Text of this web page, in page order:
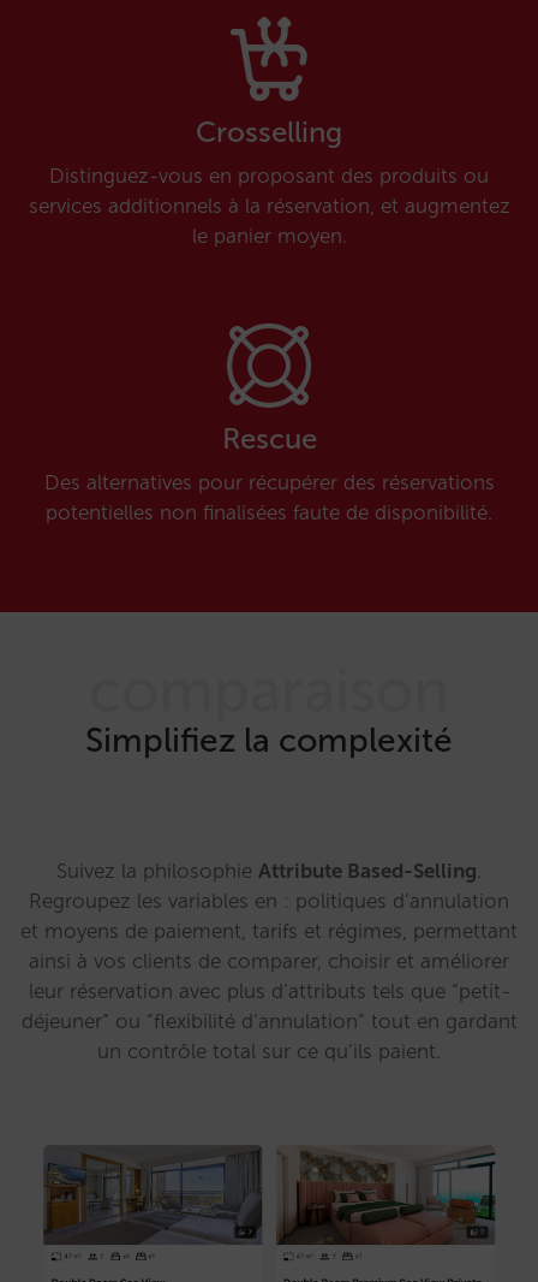
Crosselling
Distinguez-vous en proposant des produits ou
services additionnels à la réservation, et augmentez
le panier moyen.
Rescue
Des alternatives pour récupérer des réservations
potentielles non finalisées faute de disponibilité.
Simplifiez la complexité
Suivez la philosophie Attribute Based-Selling
Regroupez les variables en : politiques d’annulation
et moyens de paiement, tarifs et régimes, permettant
ainsi à vos clients de comparer, choisir et améliorer
leur réservation avec plus d’attributs tels que “petit-
déjeuner” ou “flexibilité d’annulation” tout en gardant
un contrôle total sur ce qu’ils paient.